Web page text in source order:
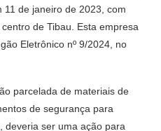
de janeiro de 2023, com
de Tibau. Esta empresa
Eletrônico nº 9/2024, no
parcelada de materiais de
de segurança para
deveria ser uma ação para